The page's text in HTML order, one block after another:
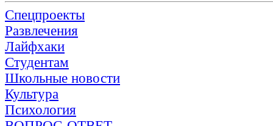
Спецпроекты
Развлечения
Лайфхаки
Студентам
Школьные новости
Культура
Психология